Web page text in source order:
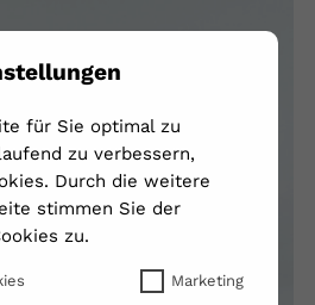
für Sie optimal zu
zu verbessern,
Durch die weitere
stimmen Sie der
zu.
Marketing